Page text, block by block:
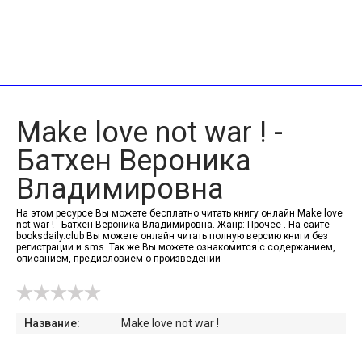
Make love not war ! -
Батхен Вероника
Владимировна
На этом ресурсе Вы можете бесплатно читать книгу онлайн Make love
not war ! - Батхен Вероника Владимировна. Жанр: Прочее . На сайте
booksdaily.club Вы можете онлайн читать полную версию книги без
регистрации и sms. Так же Вы можете ознакомится с содержанием,
описанием, предисловием о произведении
Название: Make love not war !